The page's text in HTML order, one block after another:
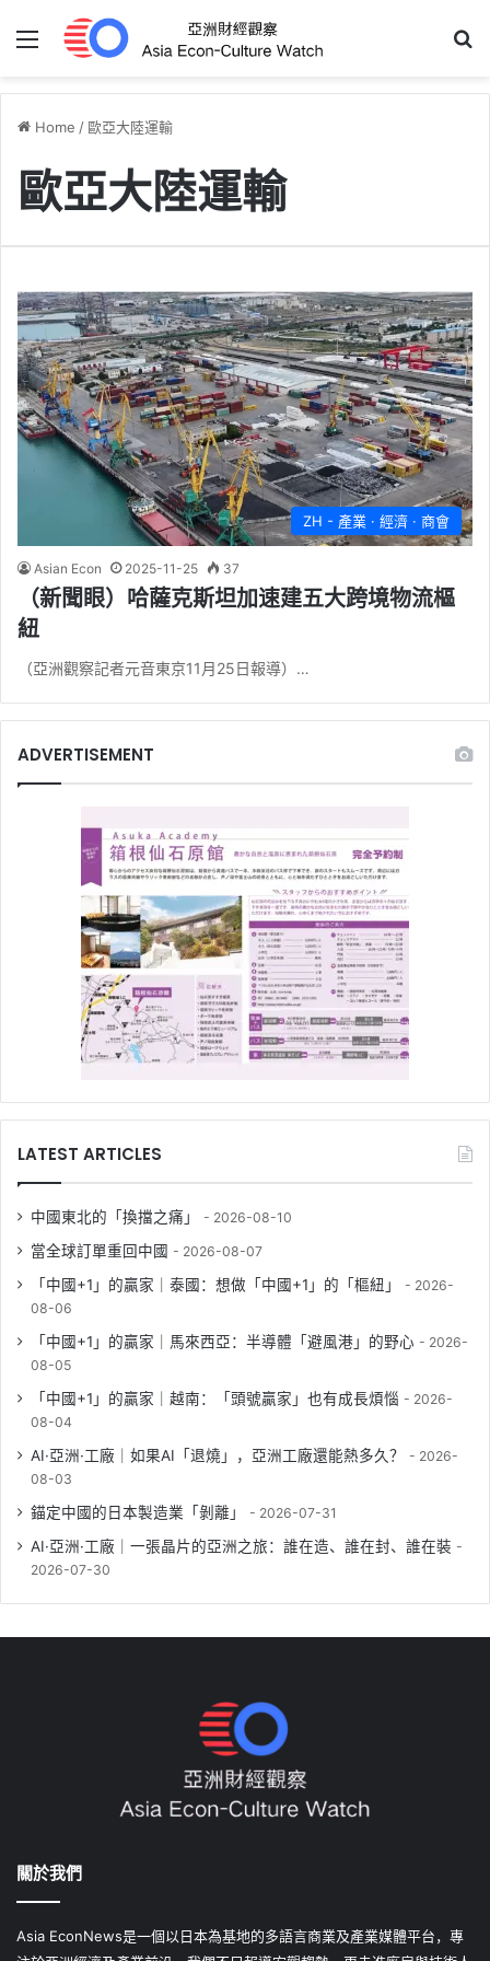
Menu
Home / 歐亞大陸運輸
歐亞大陸運輸
ZH - 產業 · 經濟 · 商會
Asian Econ 2025-11-25 37
（新聞眼）哈薩克斯坦加速建五大跨境物流樞
紐
（亞洲觀察記者元音東京11月25日報導）…
ADVERTISEMENT
LATEST ARTICLES
中國東北的「換擋之痛」 2026-08-10
當全球訂單重回中國 2026-08-07
「中國+1」的贏家｜泰國：想做「中國+1」的「樞紐」
2026-
08-06
「中國+1」的贏家｜馬來西亞：半導體「避風港」的野心
2026-
08-05
「中國+1」的贏家｜越南：「頭號贏家」也有成長煩惱
2026-
08-04
AI·亞洲·工廠｜如果AI「退燒」，亞洲工廠還能熱多久？
2026-
08-03
錨定中國的日本製造業「剝離」 2026-07-31
AI·亞洲·工廠｜一張晶片的亞洲之旅：誰在造、誰在封、誰在裝
2026-07-30
關於我們
Asia EconNews是一個以日本為基地的多語言商業及產業媒體平台，專